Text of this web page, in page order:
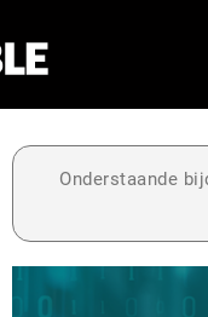
Onderstaande